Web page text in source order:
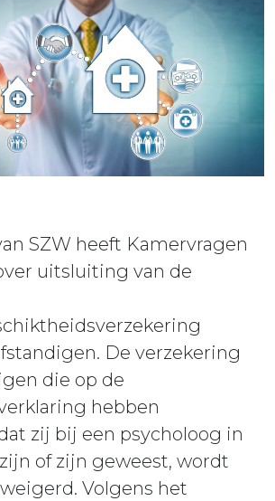
SZW heeft Kamervragen
uitsluiting van de
De verzekering
die op de
hebben
zij bij een psycholoog in
of zijn geweest, wordt
Volgens het